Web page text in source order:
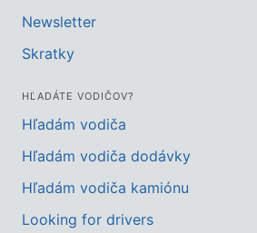
Newsletter
Skratky
HĽADÁTE VODIČOV?
Hľadám vodiča
Hľadám vodiča dodávky
Hľadám vodiča kamiónu
Looking for drivers